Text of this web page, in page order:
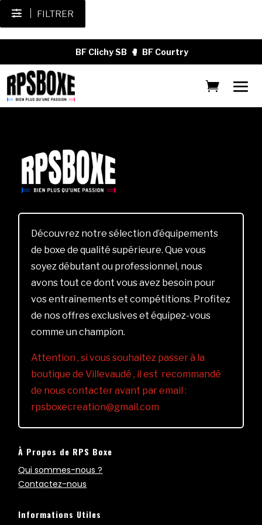
FILTRER
BF Clichy SB 🥊 BF Courtry
Découvrez notre sélection d’équipements
de boxe de qualité supérieure. Que vous
soyez débutant ou professionnel, nous
avons tout ce dont vous avez besoin pour
vos entraînements et compétitions. Profitez
de nos offres exclusives et équipez-vous
comme un champion.
Attention , si vous souhaitez passer à la
boutique de Villevaudé , il est recommandé
de nous contacter avant par email :
rpsboxecreation@gmail.com
À Propos de RPS Boxe
Qui sommes-nous ?
Contactez-nous
Informations Utiles